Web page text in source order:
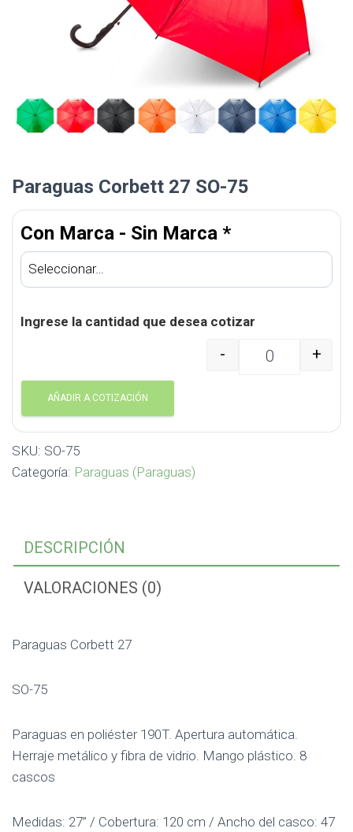
Paraguas Corbett 27 SO-75
Con Marca - Sin Marca *
Ingrese la cantidad que desea cotizar
Paraguas Corbett 27
- +
AÑADIR A COTIZACIÓN
SKU: SO-75
Categoría: Paraguas (Paraguas)
DESCRIPCIÓN
VALORACIONES (0)
Paraguas Corbett 27
SO-75
Paraguas en poliéster 190T. Apertura automática.
Herraje metálico y fibra de vidrio. Mango plástico. 8
cascos
Medidas: 27” / Cobertura: 120 cm / Ancho del casco: 47